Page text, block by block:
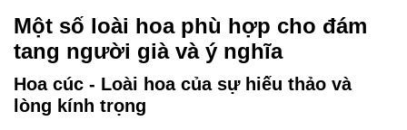
Một số loài hoa phù hợp cho đám
tang người già và ý nghĩa
Hoa cúc - Loài hoa của sự hiếu thảo và
lòng kính trọng